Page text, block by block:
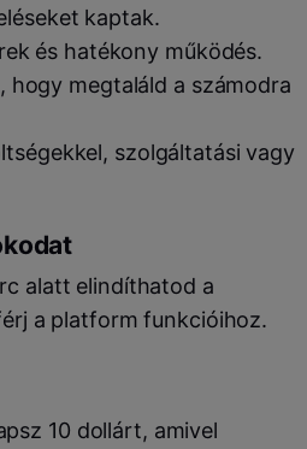
kaptak.
és hatékony működés.
hogy megtaláld a számodra
szolgáltatási vagy
alatt elindíthatod a
a platform funkcióihoz.
10 dollárt, amivel